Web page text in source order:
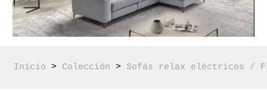
Inicio > Colección > Sofás relax eléctricos /